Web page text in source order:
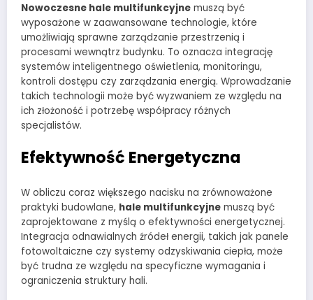
Nowoczesne hale multifunkcyjne muszą być
wyposażone w zaawansowane technologie, które
umożliwiają sprawne zarządzanie przestrzenią i
procesami wewnątrz budynku. To oznacza integrację
systemów inteligentnego oświetlenia, monitoringu,
kontroli dostępu czy zarządzania energią. Wprowadzanie
takich technologii może być wyzwaniem ze względu na
ich złożoność i potrzebę współpracy różnych
specjalistów.
Efektywność Energetyczna
W obliczu coraz większego nacisku na zrównoważone
praktyki budowlane, hale multifunkcyjne muszą być
zaprojektowane z myślą o efektywności energetycznej.
Integracja odnawialnych źródeł energii, takich jak panele
fotowoltaiczne czy systemy odzyskiwania ciepła, może
być trudna ze względu na specyficzne wymagania i
ograniczenia struktury hali.